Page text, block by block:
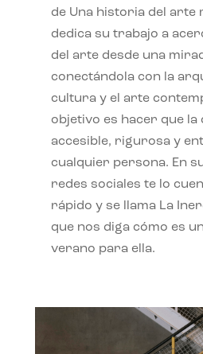
de Una historia del arte
dedica su trabajo a
del arte desde una
conectándola con la
cultura y el arte
objetivo es hacer que la
accesible, rigurosa y
cualquier persona. En
redes sociales te lo
rápido y se llama La
que nos diga cómo es
verano para ella.